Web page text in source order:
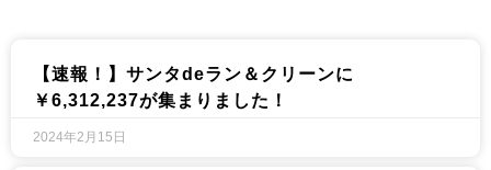
【速報！】サンタdeラン＆クリーンに
￥6,312,237が集まりました！
2024年2月15日